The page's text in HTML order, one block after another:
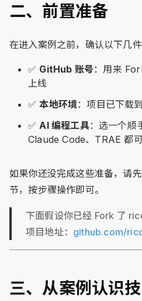
二、前置准备
在进入案例之前，确认以下几件
✅ GitHub 账号：用来
上线
✅本地环境：项目已下载
✅ AI 编程工具：选一个顺
Claude Code、TRAE 都可
如果你还没完成这些准备，请
节，按步骤操作即可。
下面假设你已经 Fork 了
项目地址： github.com/
三、从案例认识